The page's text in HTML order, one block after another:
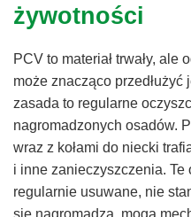
żywotności
PCV to materiał trwały,
może znacząco
zasada to regularne
nagromadzonych osadów.
wraz z kołami do niecki
i inne zanieczyszczenia.
regularnie usuwane, nie